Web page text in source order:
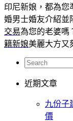
印尼新娘，都為您
婚男士婚友介紹並
交易為您的老婆嗎
籍新娘美麗大方又
近期文章
九份子
價